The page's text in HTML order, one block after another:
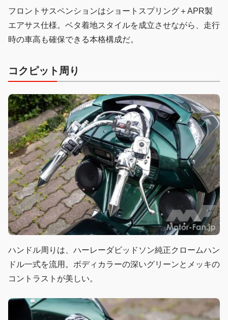
フロントサスペンションはショートスプリング＋APR製
エアサス仕様。ベタ着地スタイルを成立させながら、走行
時の車高も確保できる本格構成だ。
コクピット周り
ハンドル周りは、ハーレーダビッドソン純正クロームハン
ドル一式を流用。ボディカラーの深いグリーンとメッキの
コントラストが美しい。